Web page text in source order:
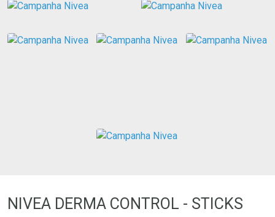
Comprar sem Desconto
Comprar sem Desconto
Comprar sem Desconto
Comprar sem Desconto
NIVEA DERMA CONTROL - STICKS